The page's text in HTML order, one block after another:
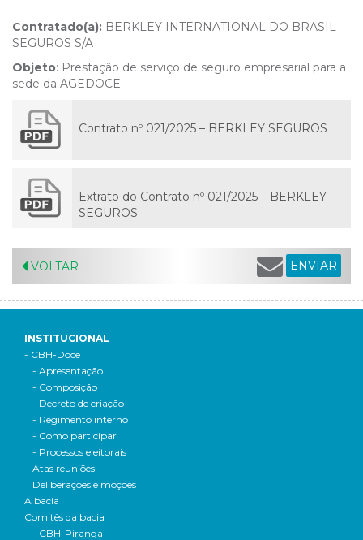
Contratado(a): BERKLEY INTERNATIONAL DO BRASIL
SEGUROS S/A
Objeto: Prestação de serviço de seguro empresarial para a
sede da AGEDOCE
Contrato nº 021/2025 – BERKLEY SEGUROS
Extrato do Contrato nº 021/2025 – BERKLEY
SEGUROS
VOLTAR ENVIAR
INSTITUCIONAL
- CBH-Doce
- Apresentação
- Composição
- Decreto de criação
- Regimento interno
- Como participar
- Processos eleitorais
Atas reuniões
Deliberações e moçoes
A bacia
Comitês da bacia
- CBH-Piranga